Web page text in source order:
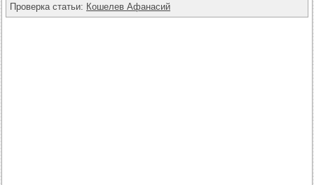
Проверка статьи: Кошелев Афанасий